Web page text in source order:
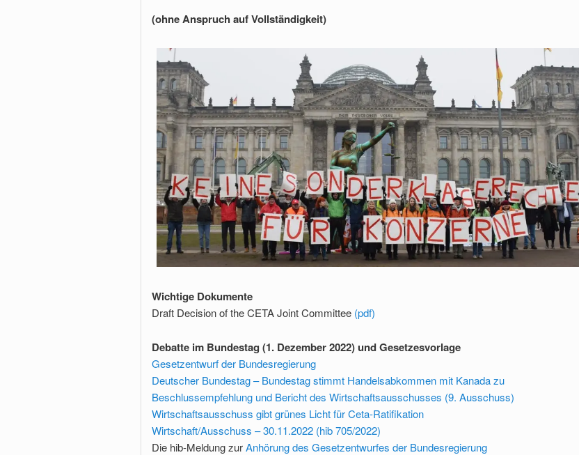
(ohne Anspruch auf Vollständigkeit)
Wichtige Dokumente
Draft Decision of the CETA Joint Committee (pdf)
Debatte im Bundestag (1. Dezember 2022) und Gesetzesvorlage
Gesetzentwurf der Bundesregierung
Deutscher Bundestag – Bundestag stimmt Handelsabkommen mit Kanada zu
Beschlussempfehlung und Bericht des Wirtschaftsausschusses (9. Ausschuss)
Wirtschaftsausschuss gibt grünes Licht für Ceta-Ratifikation
Wirtschaft/Ausschuss – 30.11.2022 (hib 705/2022)
Die hib-Meldung zurAnhörung des Gesetzentwurfes der Bundesregierung